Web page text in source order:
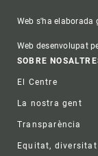
Web s'ha elaborada
Web desenvolupat
SOBRE
El Centre
La nostra gent
Transparència
Equitat,